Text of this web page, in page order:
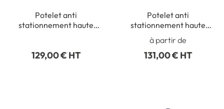
Potelet anti
stationnement haute
129,00 € HT
Potelet anti
stationnement haute
visibilité - Pommeau
Inox brossé
à partir de
131,00 € HT